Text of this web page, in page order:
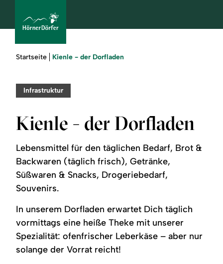
Urlaub
buchen
Sommer
Region
Service
Sie
Startseite Kienle - der Dorfladen
Infrastruktur
Kienle - der Dorfladen
Lebensmittel für den täglichen Bedarf, Brot &
Backwaren (täglich frisch), Getränke,
Süßwaren & Snacks, Drogeriebedarf,
Souvenirs.
In unserem Dorfladen erwartet Dich täglich
vormittags eine heiße Theke mit unserer
Spezialität: ofenfrischer Leberkäse – aber nur
solange der Vorrat reicht!